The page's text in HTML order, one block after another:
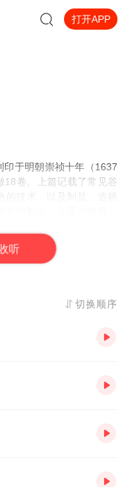
打开APP
印于明朝崇祯十年（1637
18卷。上篇记载了常见谷
车的制造，金属的铸锻，
器的制造，颜料、酒曲的
》是明代学者宋应星所
中篇包括砖瓦、陶瓷的制
灰、硫黄、白矾的采和烧
中于矿物的采和冶炼，
的采集加工等。《天工
是世界第一部百科类图
响，被誉为“百科全书之
生动，同时配以大量古代
谱，而157幅优雅古朴、
可称为对中国古代科技
听
切换顺序